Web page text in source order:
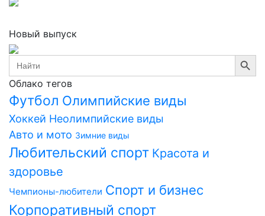
Новый выпуск
Search
for:
Search Button
Облако тегов
Футбол Олимпийские виды
Хоккей Неолимпийские виды
Авто и мото Зимние виды
Любительский спорт Красота и
здоровье
Чемпионы-любители Спорт и бизнес
Корпоративный спорт